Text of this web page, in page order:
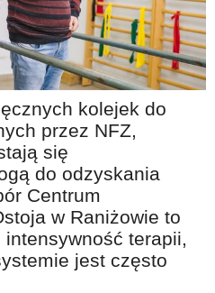
dla 60plus
kolejek do
przez NFZ,
się
do odzyskania
Centrum
w Raniżowie to
terapii,
jest często